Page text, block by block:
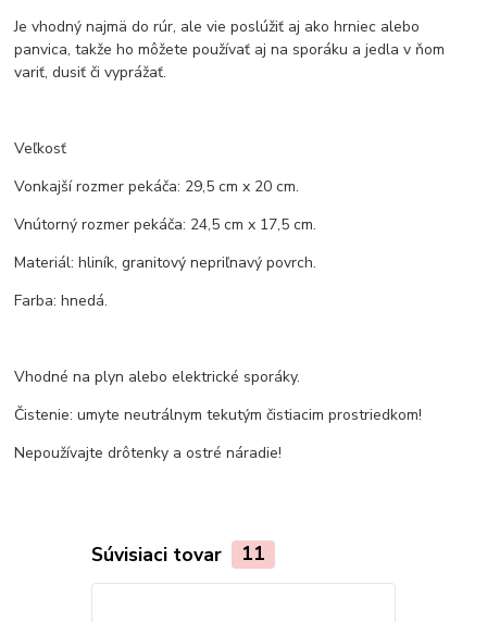
Je vhodný najmä do rúr, ale vie poslúžiť aj ako hrniec alebo
panvica, takže ho môžete používať aj na sporáku a jedla v ňom
variť, dusiť či vyprážať.
Veľkosť
Vonkajší rozmer pekáča: 29,5 cm x 20 cm.
Vnútorný rozmer pekáča: 24,5 cm x 17,5 cm.
Materiál: hliník, granitový nepriľnavý povrch.
Farba: hnedá.
Vhodné na plyn alebo elektrické sporáky.
Čistenie: umyte neutrálnym tekutým čistiacim prostriedkom!
Nepoužívajte drôtenky a ostré náradie!
Súvisiaci tovar 11